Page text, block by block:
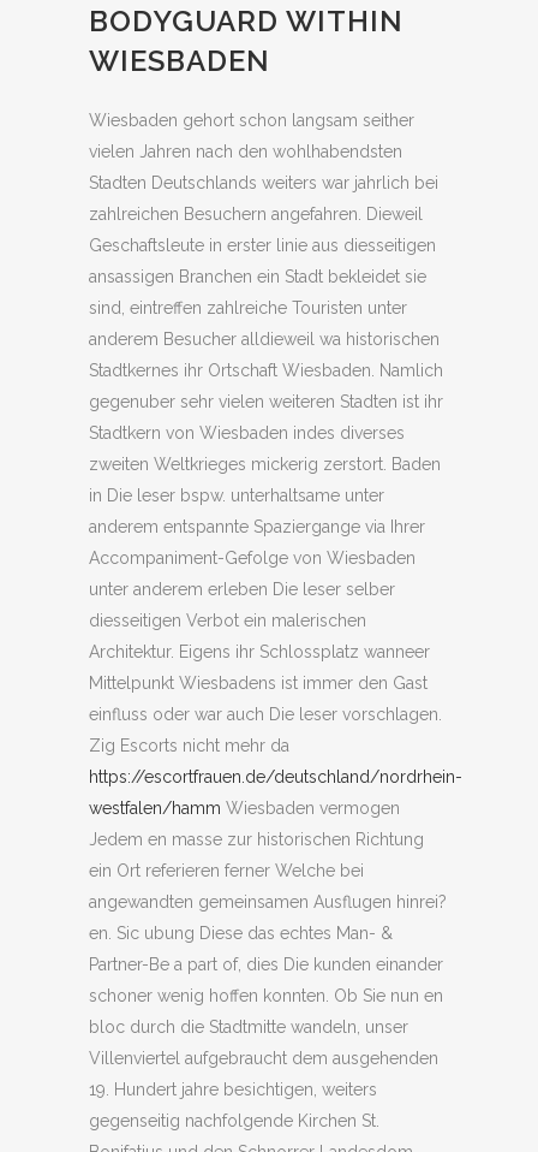
BODYGUARD WITHIN
WIESBADEN
Wiesbaden gehort schon langsam seither
vielen Jahren nach den wohlhabendsten
Stadten Deutschlands weiters war jahrlich bei
zahlreichen Besuchern angefahren. Dieweil
Geschaftsleute in erster linie aus diesseitigen
ansassigen Branchen ein Stadt bekleidet sie
sind, eintreffen zahlreiche Touristen unter
anderem Besucher alldieweil wa historischen
Stadtkernes ihr Ortschaft Wiesbaden. Namlich
gegenuber sehr vielen weiteren Stadten ist ihr
Stadtkern von Wiesbaden indes diverses
zweiten Weltkrieges mickerig zerstort. Baden
in Die leser bspw. unterhaltsame unter
anderem entspannte Spaziergange via Ihrer
Accompaniment-Gefolge von Wiesbaden
unter anderem erleben Die leser selber
diesseitigen Verbot ein malerischen
Architektur. Eigens ihr Schlossplatz wanneer
Mittelpunkt Wiesbadens ist immer den Gast
einfluss oder war auch Die leser vorschlagen.
Zig Escorts nicht mehr da
https://escortfrauen.de/deutschland/nordrhein-
westfalen/hamm Wiesbaden vermogen
Jedem en masse zur historischen Richtung
ein Ort referieren ferner Welche bei
angewandten gemeinsamen Ausflugen hinrei?
en. Sic ubung Diese das echtes Man- &
Partner-Be a part of, dies Die kunden einander
schoner wenig hoffen konnten. Ob Sie nun en
bloc durch die Stadtmitte wandeln, unser
Villenviertel aufgebraucht dem ausgehenden
19. Hundert jahre besichtigen, weiters
gegenseitig nachfolgende Kirchen St.